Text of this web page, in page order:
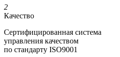
2
Качество
Сертифициро­ванная система
управления качеством
по стандарту ISO9001